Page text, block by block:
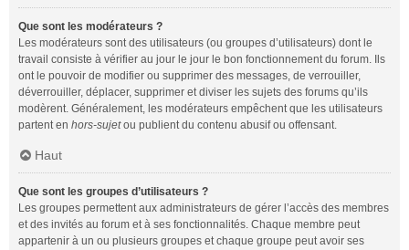
Que sont les modérateurs ?
Les modérateurs sont des utilisateurs (ou groupes d’utilisateurs) dont le
travail consiste à vérifier au jour le jour le bon fonctionnement du forum. Ils
ont le pouvoir de modifier ou supprimer des messages, de verrouiller,
déverrouiller, déplacer, supprimer et diviser les sujets des forums qu’ils
modèrent. Généralement, les modérateurs empêchent que les utilisateurs
partent en hors-sujetou publient du contenu abusif ou offensant.
Haut
Que sont les groupes d’utilisateurs ?
Les groupes permettent aux administrateurs de gérer l’accès des membres
et des invités au forum et à ses fonctionnalités. Chaque membre peut
appartenir à un ou plusieurs groupes et chaque groupe peut avoir ses